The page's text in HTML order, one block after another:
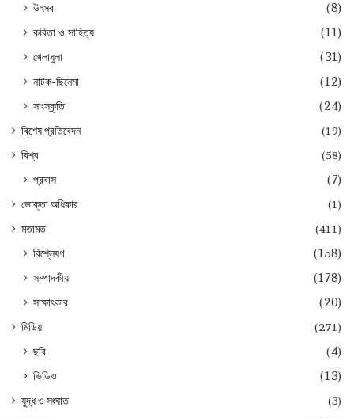
উৎসব
(8)
কবিতা ও সাহিত্য
(11)
খেলাধুলা
(31)
নাটক-ছিনেমা
(12)
সাংস্কৃতি
(24)
বিশেষ প্রতিবেদন
(19)
বিশ্ব
(58)
প্রবাস (7)
ভোক্তা অধিকার
(1)
মতামত
(411)
বিশ্লেষণ
(158)
সম্পাদকীয়
(178)
সাক্ষাৎকার
(20)
মিডিয়া (271)
ছবি
(4)
ভিডিও
(13)
যুদ্ধ ও সংঘাত
(3)